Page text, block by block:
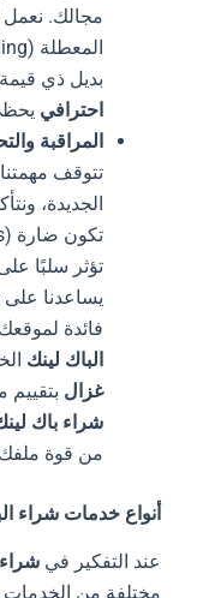
مجالك. نعمل
بديل ذي
احترافييحظى
المراقبة
تتوقف
الجديدة،
تؤثر سلبًا
يساعدنا على
فائدة
الباك لينك
غزالبتقييم
شراء باك لينك
من قوة
أنواع خدمات شراء
عند التفكير في شراء
مختلفة من الخدمات